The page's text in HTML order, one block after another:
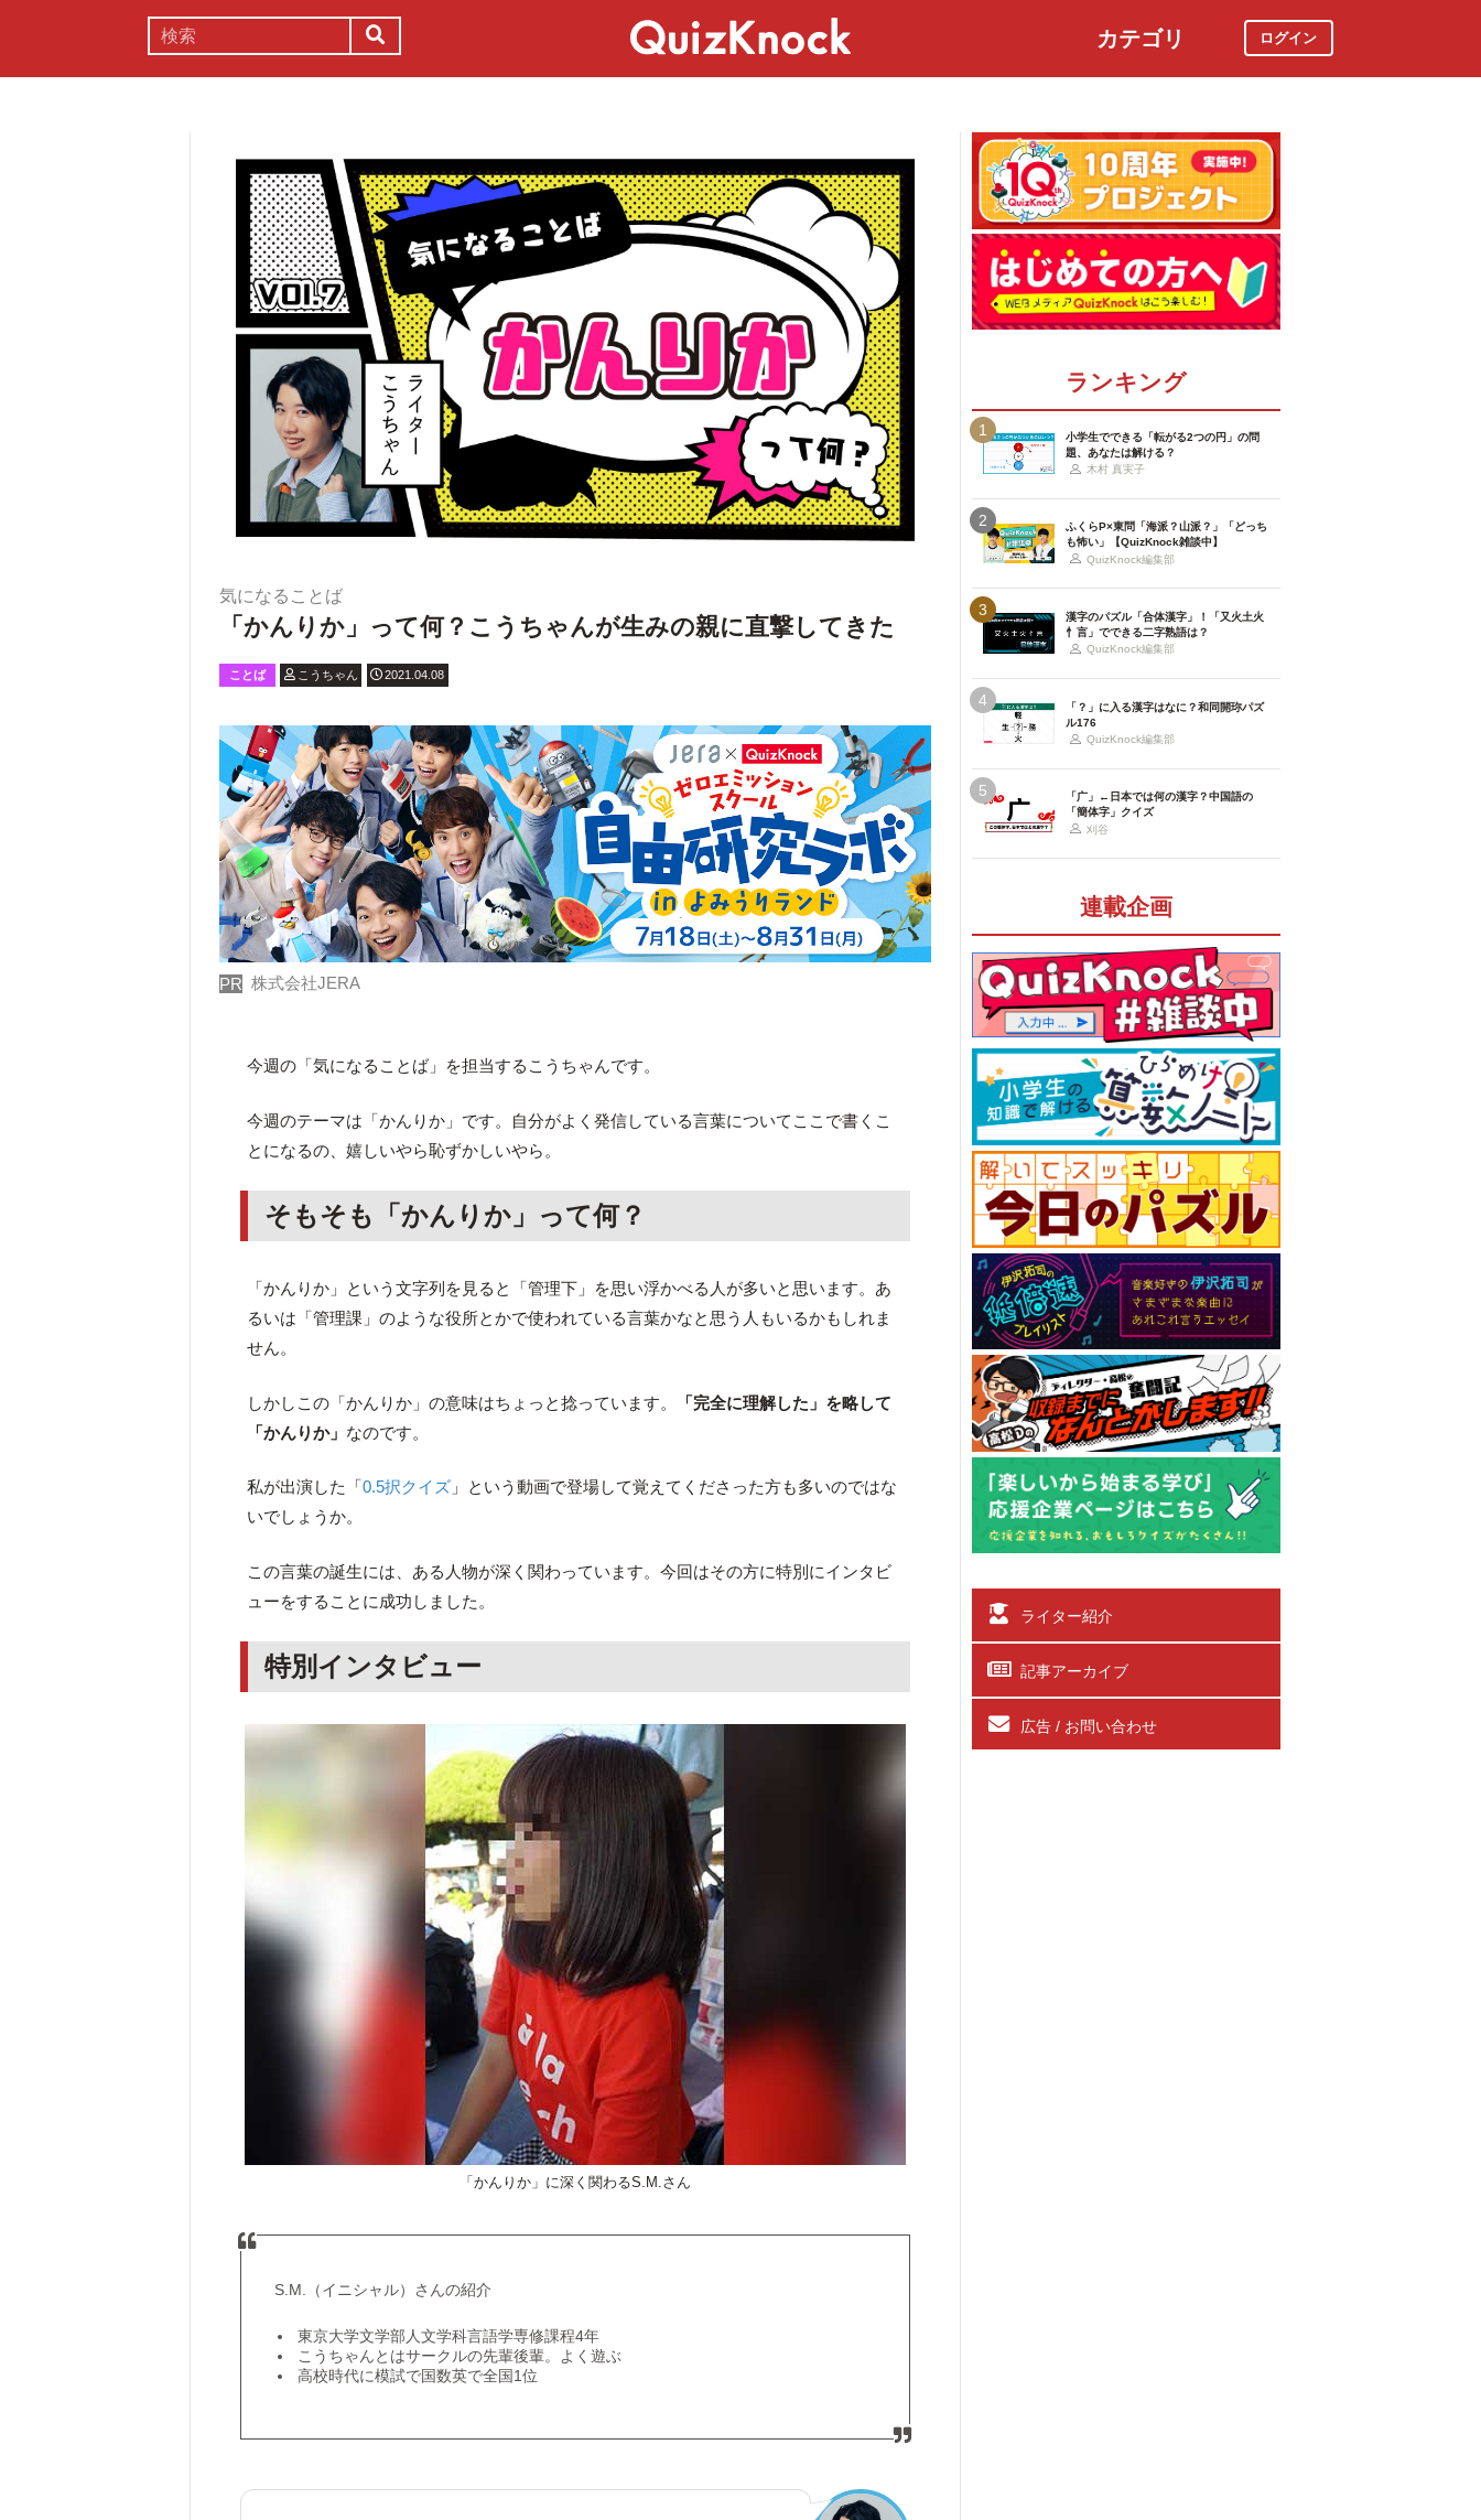
カテゴリ ログイン
気になることば
「かんりか」って何？こうちゃんが生みの親に直撃してきた
ことば こうちゃん 2021.04.08
PR 株式会社JERA
今週の「気になることば」を担当するこうちゃんです。
今週のテーマは「かんりか」です。自分がよく発信している言葉についてここで書くこ
とになるの、嬉しいやら恥ずかしいやら。
そもそも「かんりか」って何？
「かんりか」という文字列を見ると「管理下」を思い浮かべる人が多いと思います。あ
るいは「管理課」のような役所とかで使われている言葉かなと思う人もいるかもしれま
せん。
しかしこの「かんりか」の意味はちょっと捻っています。
「完全に理解した」を略して
「かんりか」 なのです。
私が出演した「0.5択クイズ 」という動画で登場して覚えてくださった方も多いのではな
いでしょうか。
この言葉の誕生には、ある人物が深く関わっています。今回はその方に特別にインタビ
ューをすることに成功しました。
特別インタビュー
「かんりか」に深く関わるS.M.さん
S.M.（イニシャル）さんの紹介
東京大学文学部人文学科言語学専修課程4年
こうちゃんとはサークルの先輩後輩。よく遊ぶ
高校時代に模試で国数英で全国1位
ランキング
1
小学生でできる「転がる2つの円」の問
題、あなたは解ける？
木村 真実子
2
ふくらP×東問「海派？山派？」「どっち
も怖い」【QuizKnock雑談中】
QuizKnock編集部
3
漢字のパズル「合体漢字」！「又火土火
忄言」でできる二字熟語は？
QuizKnock編集部
4
「？」に入る漢字はなに？和同開珎パズ
ル176
QuizKnock編集部
5
「广」←日本では何の漢字？中国語の
「簡体字」クイズ
刈谷
連載企画
ライター紹介
記事アーカイブ
広告 / お問い合わせ